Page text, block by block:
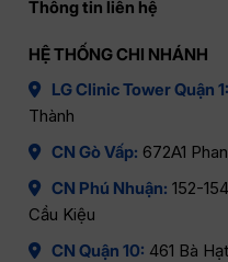
Thông tin liên hệ
HỆ THỐNG CHI NHÁNH
LG Clinic Tower Quận 1:
Thành
CN Gò Vấp: 672A1
CN Phú Nhuận: 152-
Cầu Kiệu
CN Quận 10: 461 Bà